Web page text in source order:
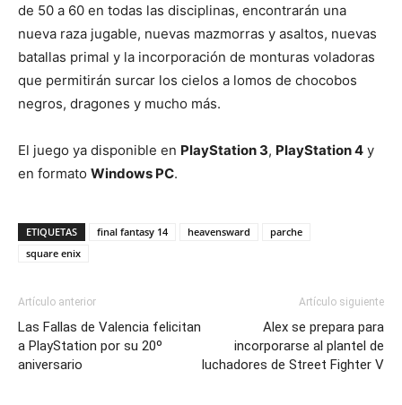
de 50 a 60 en todas las disciplinas, encontrarán una
nueva raza jugable, nuevas mazmorras y asaltos, nuevas
batallas primal y la incorporación de monturas voladoras
que permitirán surcar los cielos a lomos de chocobos
negros, dragones y mucho más.
El juego ya disponible en PlayStation 3, PlayStation 4 y
en formato Windows PC.
ETIQUETAS final fantasy 14 heavensward
parche
square enix
Artículo anterior
Las Fallas de Valencia felicitan
a PlayStation por su 20º
aniversario
Artículo siguiente
Alex se prepara para
incorporarse al plantel de
luchadores de Street Fighter V